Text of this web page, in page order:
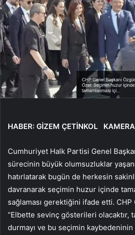
HABER: GİZEM ÇETİNKOL
Cumhuriyet Halk Partisi Genel
sürecinin büyük olumsuzluklar
hatırlatarak bugün de herkesin
davranarak seçimin huzur içinde
sağlaması gerektiğini ifade etti. CHP
“Elbette sevinç gösterileri olacaktır,
durmayı ve bu seçimin kaybedeninin